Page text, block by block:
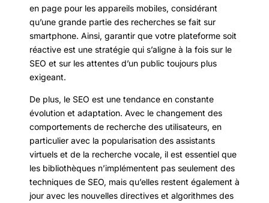
en page pour les appareils mobiles, considérant
qu’une grande partie des recherches se fait sur
smartphone. Ainsi, garantir que votre plateforme soit
réactive est une stratégie qui s’aligne à la fois sur le
SEO et sur les attentes d’un public toujours plus
exigeant.
De plus, le SEO est une tendance en constante
évolution et adaptation. Avec le changement des
comportements de recherche des utilisateurs, en
particulier avec la popularisation des assistants
virtuels et de la recherche vocale, il est essentiel que
les bibliothèques n’implémentent pas seulement des
techniques de SEO, mais qu’elles restent également à
jour avec les nouvelles directives et algorithmes des